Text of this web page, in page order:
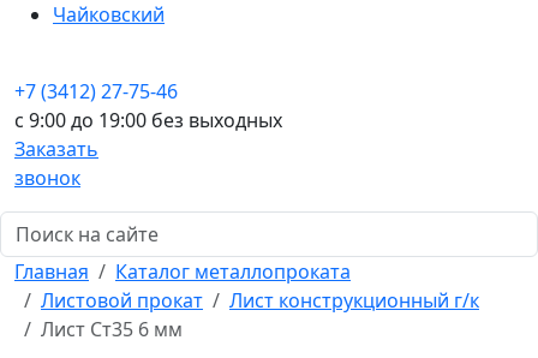
Чайковский
+7 (3412) 27-75-46
c 9:00 до 19:00 без выходных
Заказать
звонок
Главная
Каталог металлопроката
Листовой прокат
Лист конструкционный г/к
Лист Ст35 6 мм